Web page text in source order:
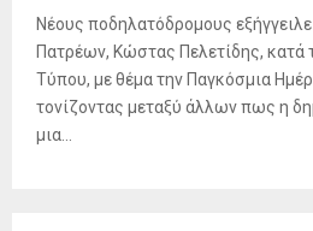
Νέους ποδηλατόδρομους
Πατρέων, Κώστας Πελετίδης, κατά
Τύπου, με θέμα την Παγκόσμια
τονίζοντας μεταξύ άλλων πως η
μια...